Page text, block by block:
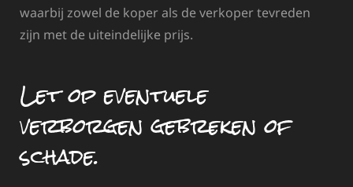
waarbij zowel de koper als de verkoper tevreden
zijn met de uiteindelijke prijs.
Let op eventuele
verborgen gebreken of
schade.